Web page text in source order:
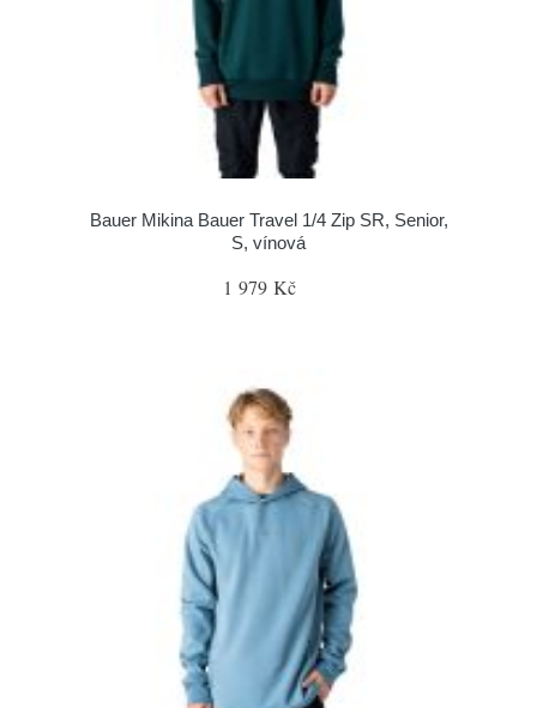
Bauer Mikina Bauer Travel 1/4 Zip SR, Senior,
S, vínová
1 979 Kč